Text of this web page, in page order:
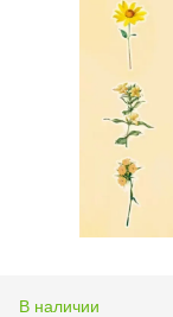
В наличии